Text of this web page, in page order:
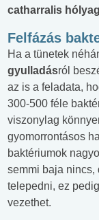
catharralis
Felfázás
Ha a tünetek
gyulladásról
az is a feladata,
300-500 féle
viszonylag
gyomorrontásos
baktériumok
semmi baja nincs,
telepedni, ez
vezethet.